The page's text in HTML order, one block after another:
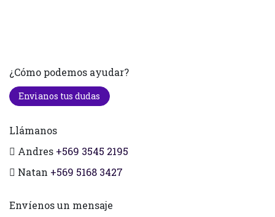
¿Cómo podemos ayudar?
Envianos tus dudas
Llámanos
Andres +569 3545 2195
Natan +569 5168 3427
Envíenos un mensaje